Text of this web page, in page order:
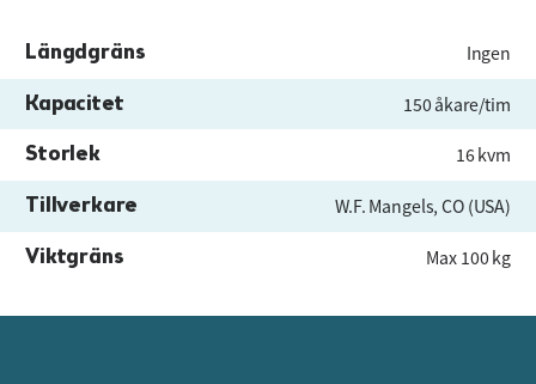
Längdgräns Ingen
Kapacitet 150 åkare/tim
Storlek 16 kvm
Tillverkare W.F. Mangels, CO (USA)
Viktgräns Max 100 kg